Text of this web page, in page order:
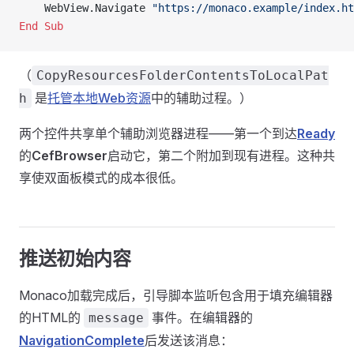
    WebView.Navigate
"https://monaco.example/
End Sub
（ CopyResourcesFolderContentsToLocalPat
h
是托管本地Web资源中的辅助过程。）
两个控件共享单个辅助浏览器进程——第一个到达Ready
的CefBrowser启动它，第二个附加到现有进程。这种共
享使双面板模式的成本很低。
推送初始内容
Monaco加载完成后，引导脚本监听包含用于填充编辑器
的HTML的 message 事件。在编辑器的
NavigationComplete后发送该消息：